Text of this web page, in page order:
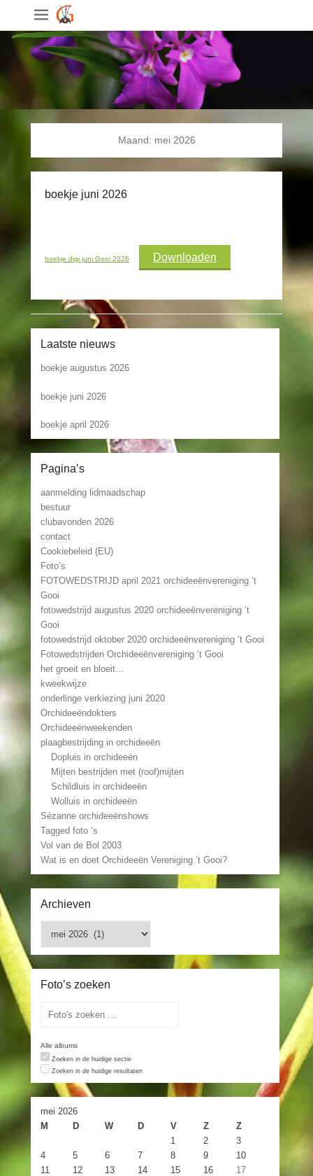
Maand: mei 2026
boekje juni 2026
boekje digi juni Gooi 2026 Downloaden
Laatste nieuws
boekje augustus 2026
boekje juni 2026
boekje april 2026
Pagina’s
aanmelding lidmaadschap
bestuur
clubavonden 2026
contact
Cookiebeleid (EU)
Foto’s
FOTOWEDSTRIJD april 2021 orchideeënvereniging ’t
Gooi
fotowedstrijd augustus 2020 orchideeënvereniging ’t
Gooi
fotowedstrijd oktober 2020 orchideeënvereniging ’t Gooi
Fotowedstrijden Orchideeënvereniging ’t Gooi
het groeit en bloeit…
kweekwijze
onderlinge verkiezing juni 2020
Orchideeëndokters
Orchideeënweekenden
plaagbestrijding in orchideeën
Dopluis in orchideeën
Mijten bestrijden met (roof)mijten
Schildluis in orchideeën
Wolluis in orchideeën
Sézanne orchideeënshows
Tagged foto ‘s
Vol van de Bol 2003
Wat is en doet Orchideeën Vereniging ’t Gooi?
Archieven
Foto’s zoeken
Alle albums
Zoeken in de huidige sectie
Zoeken in de huidige resultaten
mei 2026
M
D W D V Z
Z
1
2
3
4
5 6 7 8 9
10
11
12 13 14 15 16
17